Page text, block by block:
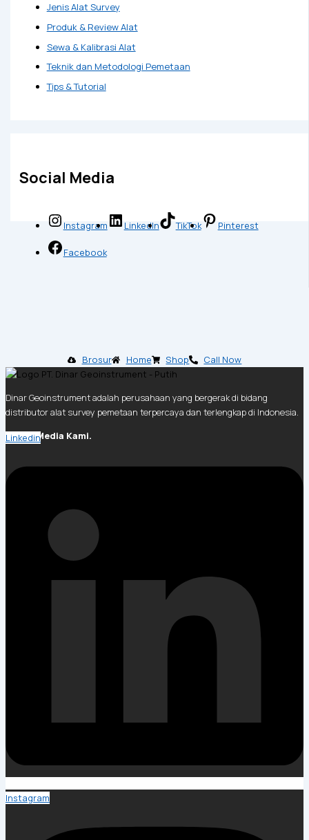
Jenis Alat Survey
Produk & Review Alat
Sewa & Kalibrasi Alat
Teknik dan Metodologi Pemetaan
Tips & Tutorial
Social Media
Instagram LinkedIn TikTok Pinterest
Facebook
Brosur Home Shop Call Now
Dinar Geoinstrument adalah perusahaan yang bergerak di bidang
distributor alat survey pemetaan terpercaya dan terlengkap di Indonesia.
Social Media Kami.
Linkedin
Instagram